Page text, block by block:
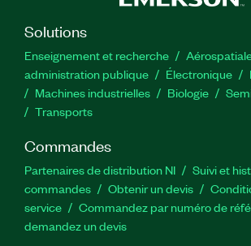
Solutions
Enseignement et recherche
administration publique
Électronique
Machines industrielles
Biologie
Transports
Commandes
Partenaires de distribution NI
Suivi et
commandes
Obtenir un devis
service
Commandez par numéro de
demandez un devis